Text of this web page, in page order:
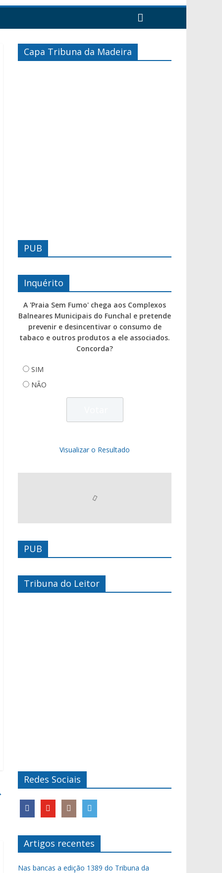
Capa Tribuna da Madeira
PUB
Inquérito
A 'Praia Sem Fumo' chega aos Complexos
Balneares Municipais do Funchal e pretende
prevenir e desincentivar o consumo de
tabaco e outros produtos a ele associados.
Concorda?
SIM
NÃO
Visualizar o Resultado
PUB
Tribuna do Leitor
Redes Sociais
Artigos recentes
Nas bancas a edição 1389 do Tribuna da